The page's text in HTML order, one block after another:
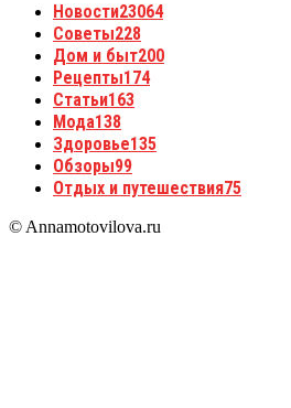
Новости23064
Советы228
Дом и быт200
Рецепты174
Статьи163
Мода138
Здоровье135
Обзоры99
Отдых и путешествия75
© Annamotovilova.ru